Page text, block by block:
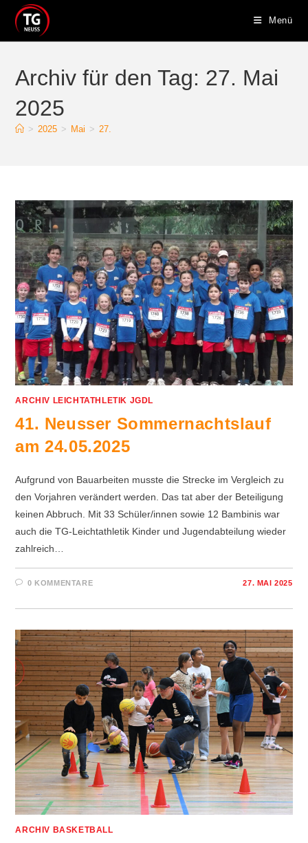
Inhalt
springen
Menü
Archiv für den Tag: 27. Mai
2025
> 2025 > Mai > 27.
ARCHIV LEICHTATHLETIK JGDL
41. Neusser Sommernachtslauf
am 24.05.2025
Aufgrund von Bauarbeiten musste die Strecke im Vergleich zu
den Vorjahren verändert werden. Das tat aber der Beteiligung
keinen Abbruch. Mit 33 Schüler/innen sowie 12 Bambinis war
auch die TG-Leichtathletik Kinder und Jugendabteilung wieder
zahlreich…
0 KOMMENTARE 27. MAI 2025
ARCHIV BASKETBALL